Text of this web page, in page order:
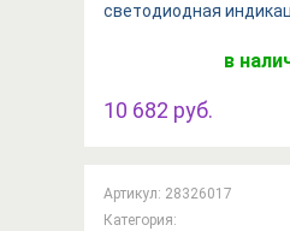
светодиодная
в
10 682 руб.
Артикул: 28326017
Категория: